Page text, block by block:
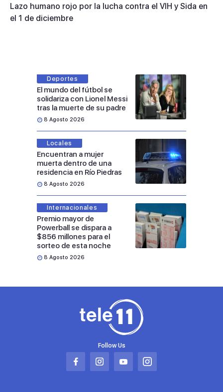
Lazo humano rojo por la lucha contra el VIH y Sida en
el 1 de diciembre
Deportes
El mundo del fútbol se
solidariza con Lionel Messi
tras la muerte de su padre
8 Agosto 2026
Locales
Encuentran a mujer
muerta dentro de una
residencia en Río Piedras
8 Agosto 2026
Internacionales
Premio mayor de
Powerball se dispara a
$856 millones para el
sorteo de esta noche
8 Agosto 2026
Follow Us
Abrir
Abrir
Abrir
Abrir